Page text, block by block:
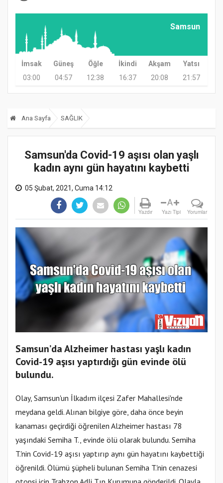
Samsun
İmsak Güneş Öğle İkindi Akşam
Yatsı
03:00
04:57 12:38 16:37 20:08 21:57
Ana Sayfa SAĞLIK
Samsun'da Covid-19 aşısı olan yaşlı
kadın aynı gün hayatını kaybetti
05 Şubat, 2021, Cuma 14:12
Yazdır
A
Yazı Tipi Yorumlar
Samsun’da Alzheimer hastası yaşlı kadın
Covid-19 aşısı yaptırdığı gün evinde ölü
bulundu.
Olay, Samsun'un İlkadım ilçesi Zafer Mahallesi'nde
meydana geldi. Alınan bilgiye göre, daha önce beyin
kanaması geçirdiği öğrenilen Alzheimer hastası 78
yaşındaki Semiha T., evinde ölü olarak bulundu. Semiha
T.'nin Covid-19 aşısı yaptırıp aynı gün hayatını kaybettiği
öğrenildi. Ölümü şüpheli bulunan Semiha T.'nin cenazesi